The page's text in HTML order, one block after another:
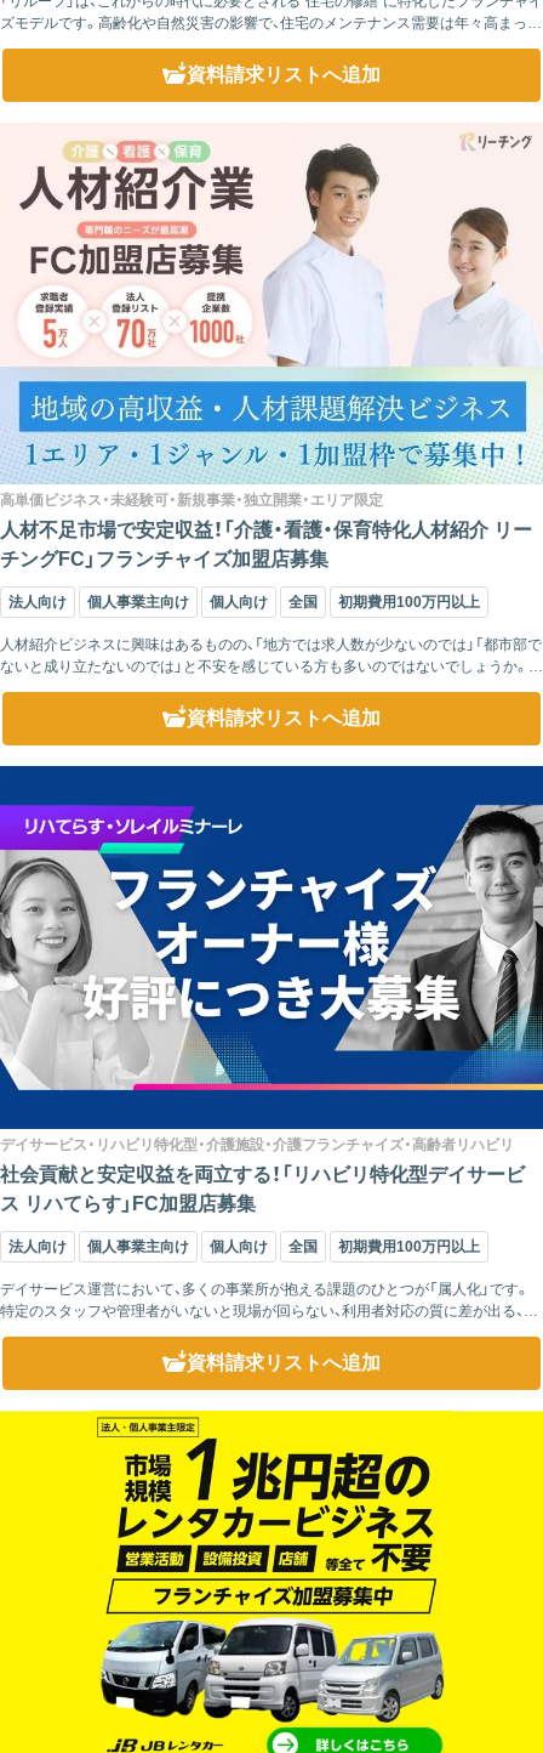
ズモデルです。高齢化や自然災害の影響で、住宅のメンテナンス需要は年々高まって
資料請求リストへ追加
高単価ビジネス・未経験可・新規事業・独立開業・エリア限定
人材不足市場で安定収益！「介護・看護・保育特化人材紹介 リー
チングFC」フランチャイズ加盟店募集
法人向け 個人事業主向け 個人向け 全国 初期費用100万円以上
人材紹介ビジネスに興味はあるものの、「地方では求人数が少ないのでは」「都市部で
ないと成り立たないのでは」と不安を感じている方も多いのではないでしょうか。で
すが、介護・看護・保育分野に限って言えば、その心配は当てはまりません。むしろ今、
資料請求リストへ追加
デイサービス・リハビリ特化型・介護施設・介護フランチャイズ・高齢者リハビリ
社会貢献と安定収益を両立する！「リハビリ特化型デイサービ
ス リハてらす」FC加盟店募集
法人向け 個人事業主向け 個人向け 全国 初期費用100万円以上
デイサービス運営において、多くの事業所が抱える課題のひとつが「属人化」です。
特定のスタッフや管理者がいないと現場が回らない、利用者対応の質に差が出る、と
いった状況は、事業の安定性を大きく左右します。「リハてらす」では、こうしたリス
資料請求リストへ追加